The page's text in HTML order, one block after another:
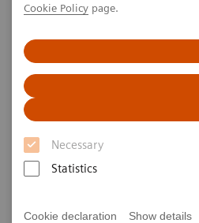
Cookie Policy page.
Necessary
Statistics
Cookie declaration Show details
Siemens Healthineers Brasil
Hemostasis - Case